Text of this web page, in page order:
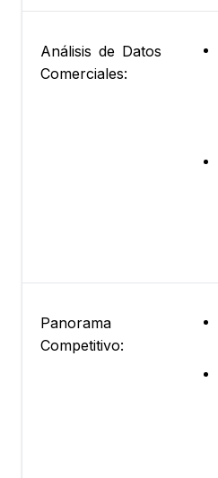
Análisis de Datos
Comerciales:
Panorama
Competitivo: